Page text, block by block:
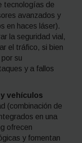
tecnologías de
avanzados y
en haces láser).
la seguridad vial,
el tráfico, si bien
su
y a fallos
y vehículos
(combinación de
en una
ofrecen
y fomentan